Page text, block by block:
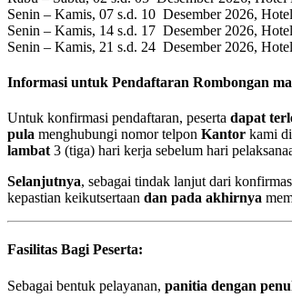
Senin – Kamis, 07 s.d. 10 Desember 2026,
Senin – Kamis, 14 s.d. 17 Desember 2026,
Senin – Kamis, 21 s.d. 24 Desember 2026,
Informasi untuk Pendaftaran Rombongan
Untuk konfirmasi pendaftaran, peserta dapat
pula menghubungi nomor telpon Kantor kami di
lambat 3 (tiga) hari kerja sebelum hari
Selanjutnya, sebagai tindak lanjut dari
kepastian keikutsertaan dan pada akhirnya
Fasilitas Bagi Peserta:
Sebagai bentuk pelayanan, panitia dengan